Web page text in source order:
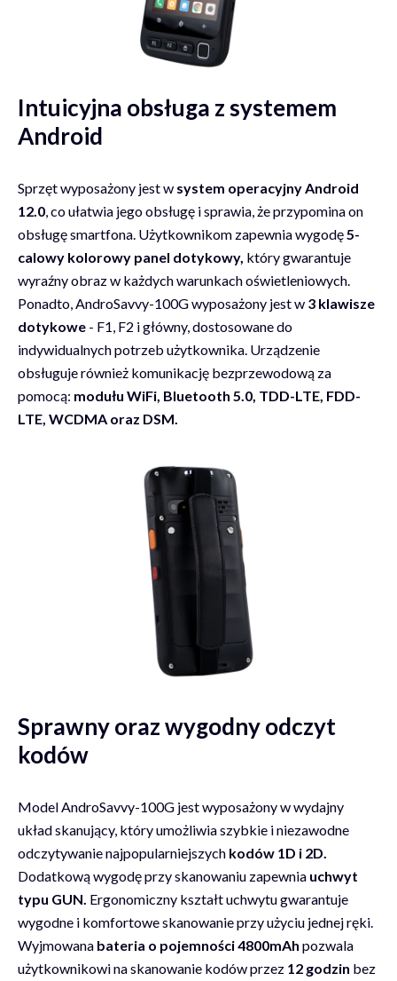
Intuicyjna obsługa z systemem
Android
Sprzęt wyposażony jest w system operacyjny Android
12.0, co ułatwia jego obsługę i sprawia, że przypomina on
obsługę smartfona. Użytkownikom zapewnia wygodę5-
calowy kolorowy panel dotykowy, który gwarantuje
wyraźny obraz w każdych warunkach oświetleniowych.
Ponadto, AndroSavvy-100G wyposażony jest w 3 klawisze
dotykowe - F1, F2 i główny, dostosowane do
indywidualnych potrzeb użytkownika. Urządzenie
obsługuje również komunikację bezprzewodową za
pomocą: modułu WiFi, Bluetooth 5.0, TDD-LTE, FDD-
LTE, WCDMA oraz DSM.
Sprawny oraz wygodny odczyt
kodów
Model AndroSavvy-100G jest wyposażony w wydajny
układ skanujący, który umożliwia szybkie i niezawodne
odczytywanie najpopularniejszych kodów 1D i 2D.
Dodatkową wygodę przy skanowaniu zapewnia uchwyt
typu GUN. Ergonomiczny kształt uchwytu gwarantuje
wygodne i komfortowe skanowanie przy użyciu jednej ręki.
Wyjmowana bateria o pojemności 4800mAh pozwala
użytkownikowi na skanowanie kodów przez 12 godzin bez